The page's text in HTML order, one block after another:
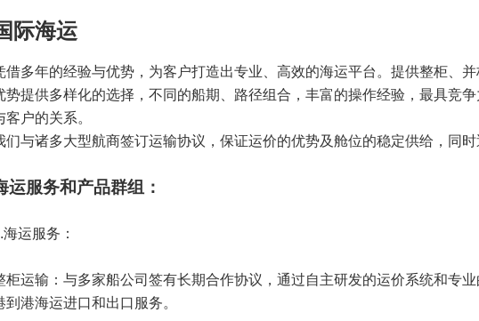
际海运
借多年的经验与优势，为客户打造出专业、高效的海运平台。提供整柜、
势提供多样化的选择，不同的船期、路径组合，丰富的操作经验，最具竞
客户的关系。
们与诸多大型航商签订运输协议，保证运价的优势及舱位的稳定供给，同
运服务和产品群组：
海运服务：
柜运输：与多家船公司签有长期合作协议，通过自主研发的运价系统和专
到港海运进口和出口服务。